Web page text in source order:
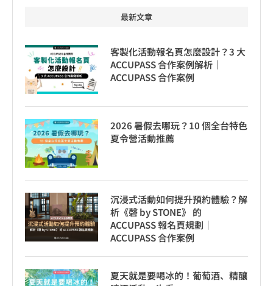
最新文章
客製化活動報名頁怎麼設計？3 大
ACCUPASS 合作案例解析｜
ACCUPASS 合作案例
2026 暑假去哪玩？10 個全台特色
夏令營活動推薦
沉浸式活動如何提升預約體驗？解
析《磬 by STONE》 的
ACCUPASS 報名頁規劃｜
ACCUPASS 合作案例
夏天就是要喝冰的！葡萄酒、精釀